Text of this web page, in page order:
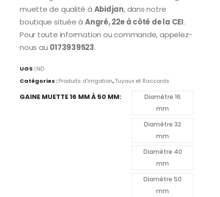
muette de qualité à Abidjan, dans notre
boutique située à Angré, 22e à côté de la CEI.
Pour toute information ou commande, appelez-
nous au 0173939523.
UGS :ND
Catégories :Produits d'irrigation,Tuyaux et Raccords
GAINE MUETTE 16 MM À 50 MM
Diamètre 16
mm
Diamètre 32
mm
Diamètre 40
mm
Diamètre 50
mm